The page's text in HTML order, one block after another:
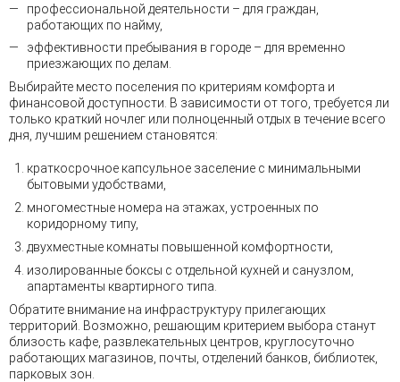
профессиональной деятельности – для граждан,
работающих по найму,
эффективности пребывания в городе – для временно
приезжающих по делам.
Выбирайте место поселения по критериям комфорта и
финансовой доступности. В зависимости от того, требуется ли
только краткий ночлег или полноценный отдых в течение всего
дня, лучшим решением становятся:
краткосрочное капсульное заселение с минимальными
бытовыми удобствами,
многоместные номера на этажах, устроенных по
коридорному типу,
двухместные комнаты повышенной комфортности,
изолированные боксы с отдельной кухней и санузлом,
апартаменты квартирного типа.
Обратите внимание на инфраструктуру прилегающих
территорий. Возможно, решающим критерием выбора станут
близость кафе, развлекательных центров, круглосуточно
работающих магазинов, почты, отделений банков, библиотек,
парковых зон.